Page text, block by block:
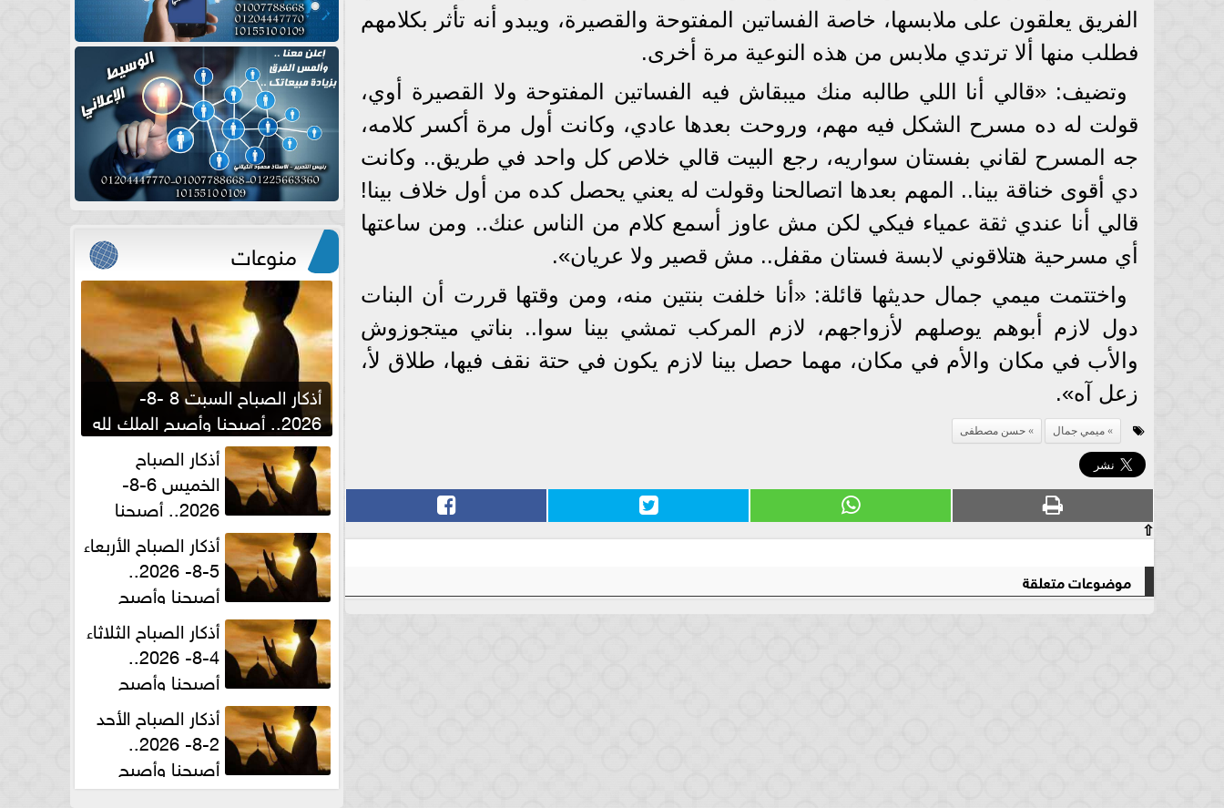
الفريق يعلقون على ملابسها، خاصة الفساتين المفتوحة والقصيرة، ويبدو أنه تأثر بكلامهم
فطلب منها ألا ترتدي ملابس من هذه النوعية مرة أخرى.
وتضيف: «قالي أنا اللي طالبه منك ميبقاش فيه الفساتين المفتوحة ولا القصيرة أوي،
قولت له ده مسرح الشكل فيه مهم، وروحت بعدها عادي، وكانت أول مرة أكسر كلامه،
جه المسرح لقاني بفستان سواريه، رجع البيت قالي خلاص كل واحد في طريق.. وكانت
دي أقوى خناقة بينا.. المهم بعدها اتصالحنا وقولت له يعني يحصل كده من أول خلاف بينا!
قالي أنا عندي ثقة عمياء فيكي لكن مش عاوز أسمع كلام من الناس عنك.. ومن ساعتها
أي مسرحية هتلاقوني لابسة فستان مقفل.. مش قصير ولا عريان».
واختتمت ميمي جمال حديثها قائلة: «أنا خلفت بنتين منه، ومن وقتها قررت أن البنات
دول لازم أبوهم يوصلهم لأزواجهم، لازم المركب تمشي بينا سوا.. بناتي ميتجوزوش
والأب في مكان والأم في مكان، مهما حصل بينا لازم يكون في حتة نقف فيها، طلاق لأ،
زعل آه».
ميمي جمال حسن مصطفى
⇧
موضوعات متعلقة
منوعات
أذكار الصباح السبت 8 -8-
2026.. أصبحنا وأصبح الملك لله
والحمد لله
أذكار الصباح
الخميس 6-8-
2026.. أصبحنا
وأصبح الملك لله والحمد لله
أذكار الصباح الأربعاء
5-8- 2026..
أصبحنا وأصبح
الملك لله والحمد للهأذكار الصباح الثلاثاء
4-8- 2026..
أصبحنا وأصبح
الملك لله والحمد للهأذكار الصباح الأحد
2-8- 2026..
أصبحنا وأصبح
الملك لله والحمد لله